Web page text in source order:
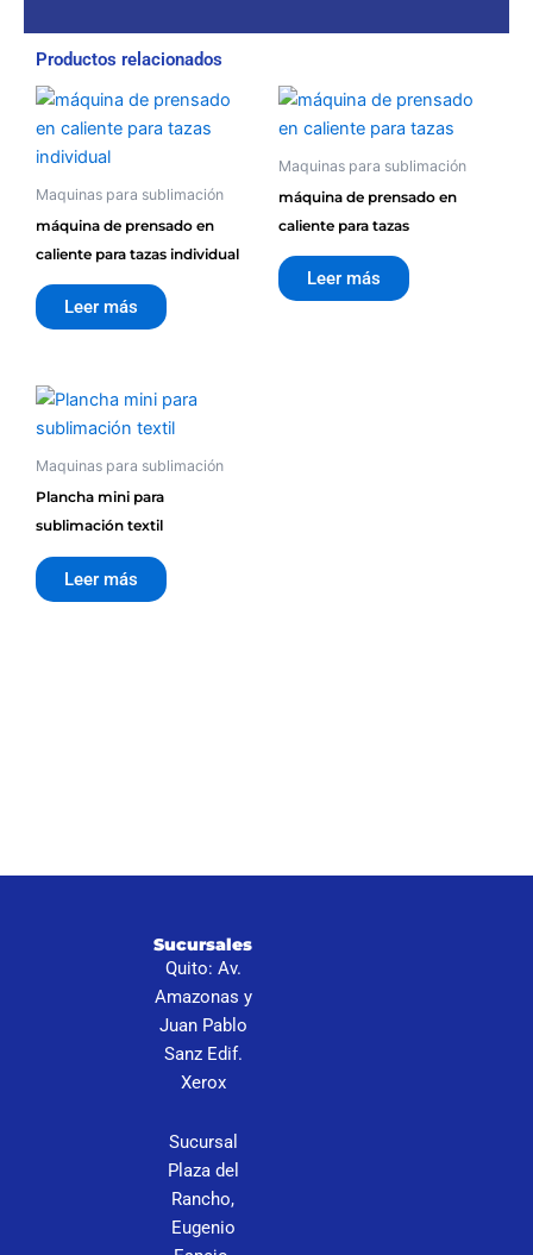
Productos relacionados
Maquinas para sublimación
máquina de prensado en
caliente para tazas individual
Leer más
Maquinas para sublimación
máquina de prensado en
caliente para tazas
Leer más
Maquinas para sublimación
Plancha mini para
sublimación textil
Leer más
Sucursales
Quito: Av.
Amazonas y
Juan Pablo
Sanz Edif.
Xerox
Sucursal
Plaza del
Rancho,
Eugenio